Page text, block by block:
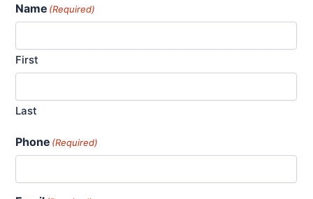
Name (Required)
First
Last
Phone (Required)